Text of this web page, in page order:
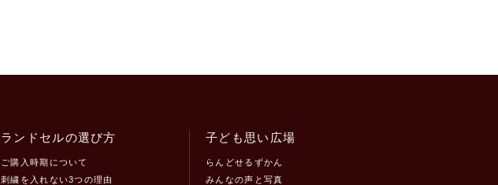
ランドセルの選び方
ご購入時期について
刺繍を入れない3つの理由
子ども思い広場
らんどせるずかん
みんなの声と写真